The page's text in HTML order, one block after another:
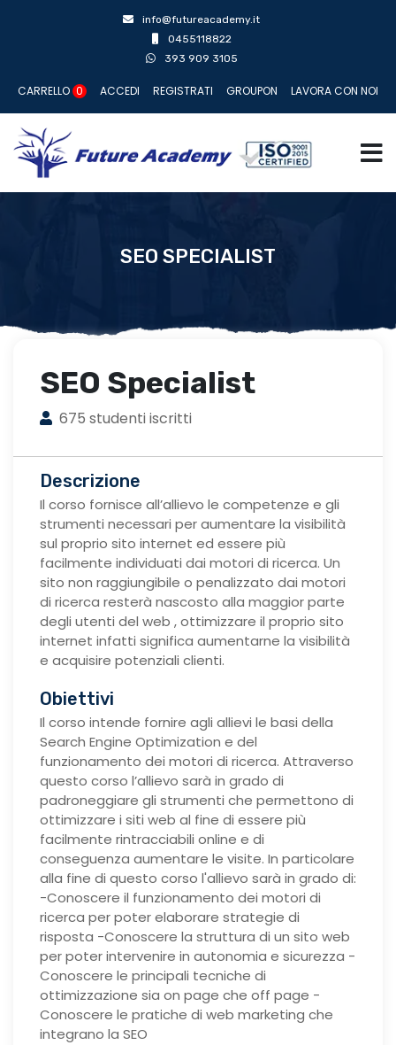
info@futureacademy.it
0455118822
393 909 3105
CARRELLO 0 ACCEDI REGISTRATI GROUPON LAVORA CON NOI
SEO SPECIALIST
SEO Specialist
675 studenti iscritti
Descrizione
Il corso fornisce all’allievo le competenze e gli
strumenti necessari per aumentare la visibilità
sul proprio sito internet ed essere più
facilmente individuati dai motori di ricerca. Un
sito non raggiungibile o penalizzato dai motori
di ricerca resterà nascosto alla maggior parte
degli utenti del web , ottimizzare il proprio sito
internet infatti significa aumentarne la visibilità
e acquisire potenziali clienti.
Obiettivi
Il corso intende fornire agli allievi le basi della
Search Engine Optimization e del
funzionamento dei motori di ricerca. Attraverso
questo corso l’allievo sarà in grado di
padroneggiare gli strumenti che permettono di
ottimizzare i siti web al fine di essere più
facilmente rintracciabili online e di
conseguenza aumentare le visite. In particolare
alla fine di questo corso l'allievo sarà in grado di:
-Conoscere il funzionamento dei motori di
ricerca per poter elaborare strategie di
risposta -Conoscere la struttura di un sito web
per poter intervenire in autonomia e sicurezza -
Conoscere le principali tecniche di
ottimizzazione sia on page che off page -
Conoscere le pratiche di web marketing che
integrano la SEO